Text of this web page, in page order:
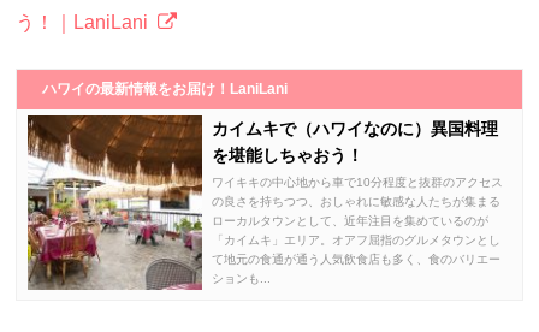
う！｜LaniLani
ハワイの最新情報をお届け！LaniLani
カイムキで（ハワイなのに）異国料理
を堪能しちゃおう！
ワイキキの中心地から車で10分程度と抜群のアクセス
の良さを持ちつつ、おしゃれに敏感な人たちが集まる
ローカルタウンとして、近年注目を集めているのが
「カイムキ」エリア。オアフ屈指のグルメタウンとし
て地元の食通が通う人気飲食店も多く、食のバリエー
ションも...